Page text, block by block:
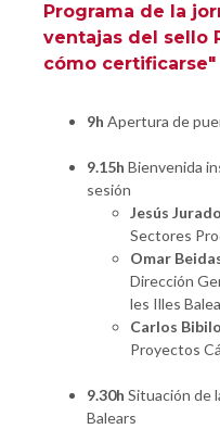
Programa de la
ventajas del sello
cómo certificarse"
9h Apertura de
9.15h Bienvenida
sesión
Jesús Jurado
Sectores
Omar
Dirección
les Illes
Carlos
Proyectos
9.30h Situación de
Balears